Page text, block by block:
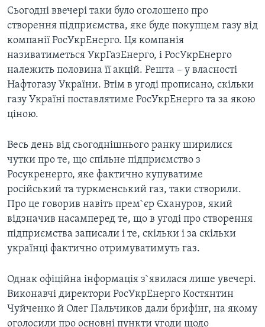
до
Пошуку
ВІЙНА - ЦЕ ОСОБИСТЕ
УКРАЇНЦІ У СВІТІ
НАУКА
ЗДОРОВ'Я
КУЛЬТУРА
СУСПІЛЬСТВО
ІСТОРІЇ УСПІХУ УКРАЇНЦІВ
УКРАЇНЦІ В АМЕРИЦІ
УКРАЇНА
ІНТЕРВ'Ю
БОРОТЬБА З ДЕЗІНФОРМАЦІЄЮ
ВІДЕО
ЧАС-TIME
БРИФІНГ ГОЛОСУ АМЕРИКИ
СТУДІЯ ВАШИНГТОН
ПРАЙМ-ТАЙМ
ПОГЛЯД З ВАШИНГТОНА
ENGLISH
Learning English
МИ В СОЦМЕРЕЖАХ
Сьогодні ввечері таки було оголошено про
створення підприємства, яке буде покупцем газу від
компанії РосУкрЕнерго. Ця компанія
називатиметься УкрГазЕнерго, і РосУкрЕнерго
належить половина її акцій. Решта – у власності
Нафтогазу України. Втiм в угоді прописано, скільки
газу Україні поставлятиме РосУкрЕнерго та за якою
ціною.
Весь день від сьогоднішнього ранку ширилися
чутки про те, що спiльне пiдприємство з
Росукренерго, яке фактично купуватиме
російський та туркменський газ, таки створили.
Про це говорив навіть прем`єр Єхануров, який
відзначив насамперед те, що в угоді про створення
підприємства записали і те, скільки і за скільки
українці фактично отримуватимуть газ.
Однак офіційна інформація з`явилася лише увечері.
Виконавчі директори РосУкрЕнерго Костянтин
Чуйченко й Олег Пальчиков дали брифінг, на якому
оголосили про основні пункти угоди щодо